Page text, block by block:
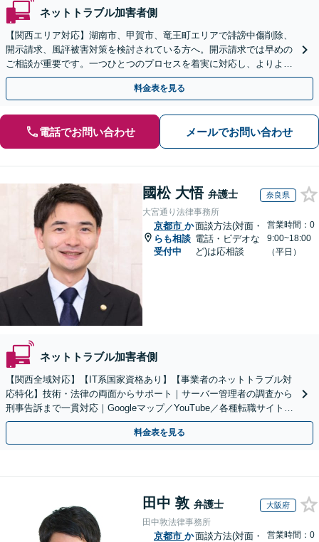
ネットトラブル加害者側
【関西エリア対応】湖南市、甲賀市、竜王町エリアで誹謗中傷削除、
開示請求、風評被害対策を検討されている方へ。開示請求では早めの
ご相談が重要です。一つひとつのプロセスを着実に対応し、よりよい
解決に向けて尽力いたします【Web面談OK】
料金表を見る
電話でお問い合わせ メールでお問い合わせ
國松 大悟 弁護士 奈良県
大宮通り法律事務所
京都市 か
らも相談
受付中
面談方法(対面・
電話・ビデオな
ど)は応相談
営業時間：0
9:00~18:00
（平日）
ネットトラブル加害者側
【関西全域対応】【IT系国家資格あり】【事業者のネットトラブル対
応特化】技術・法律の両面からサポート｜サーバー管理者の調査から
刑事告訴まで一貫対応｜Googleマップ／YouTube／各種転職サイトに
特化
料金表を見る
田中 敦 弁護士 大阪府
田中敦法律事務所
京都市 か面談方法(対面・
営業時間：0